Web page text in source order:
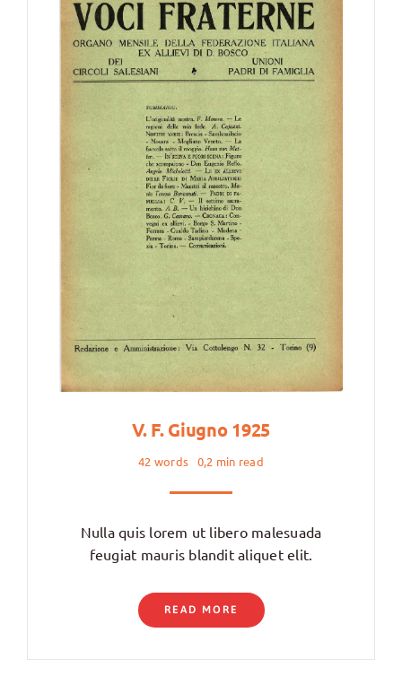
V. F. Giugno 1925
42 words 0,2 min read
Nulla quis lorem ut libero malesuada
feugiat mauris blandit aliquet elit.
READ MORE